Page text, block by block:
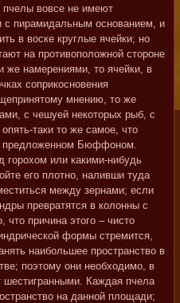
пчелы вовсе не имеют
с пирамидальным основанием, и
в воске круглые ячейки; но
на противоположной стороне
же намерениями, то ячейки, в
соприкосновения
мнению, то же
с чешуей некоторых рыб, с
таки то же самое, что
предложенном Бюффоном.
горохом или какими-нибудь
его плотно, наливши туда
между зернами; если
превратятся в колонны с
причина этого – чисто
формы стремится,
наибольшее пространство в
поэтому они необходимо, в
шестигранными. Каждая пчела
на данной площади;